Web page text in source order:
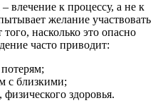
влечение к процессу, а не к
желание участвовать
насколько это опасно
часто приводит:
с близкими;
здоровья.